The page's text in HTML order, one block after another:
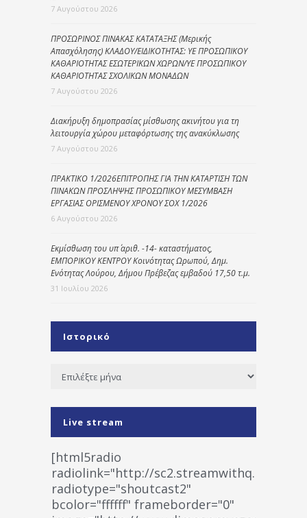
7 Αυγούστου 2026
ΠΡΟΣΩΡΙΝΟΣ ΠΙΝΑΚΑΣ ΚΑΤΑΤΑΞΗΣ (Μερικής
Απασχόλησης) ΚΛΑΔΟΥ/ΕΙΔΙΚΟΤΗΤΑΣ: ΥΕ ΠΡΟΣΩΠΙΚΟΥ
ΚΑΘΑΡΙΟΤΗΤΑΣ ΕΣΩΤΕΡΙΚΩΝ ΧΩΡΩΝ/ΥΕ ΠΡΟΣΩΠΙΚΟΥ
ΚΑΘΑΡΙΟΤΗΤΑΣ ΣΧΟΛΙΚΩΝ ΜΟΝΑΔΩΝ
7 Αυγούστου 2026
Διακήρυξη δημοπρασίας μίσθωσης ακινήτου για τη
λειτουργία χώρου μεταφόρτωσης της ανακύκλωσης
7 Αυγούστου 2026
ΠΡΑΚΤΙΚΟ 1/2026ΕΠΙΤΡΟΠΗΣ ΓΙΑ ΤΗΝ ΚΑΤΑΡΤΙΣΗ ΤΩΝ
ΠΙΝΑΚΩΝ ΠΡΟΣΛΗΨΗΣ ΠΡΟΣΩΠΙΚΟΥ ΜΕΣΥΜΒΑΣΗ
ΕΡΓΑΣΙΑΣ ΟΡΙΣΜΕΝΟΥ ΧΡΟΝΟΥ ΣΟΧ 1/2026
6 Αυγούστου 2026
Εκμίσθωση του υπ΄ αριθ. -14- καταστήματος,
ΕΜΠΟΡΙΚΟΥ ΚΕΝΤΡΟΥ Κοινότητας Ωρωπού, Δημ.
Ενότητας Λούρου, Δήμου Πρέβεζας εμβαδού 17,50 τ.μ.
31 Ιουλίου 2026
Ιστορικό
Ιστορικό
Live stream
[html5radio
radiolink="http://
radiotype="shoutcast2"
bcolor="ffffff" frameborder="0"